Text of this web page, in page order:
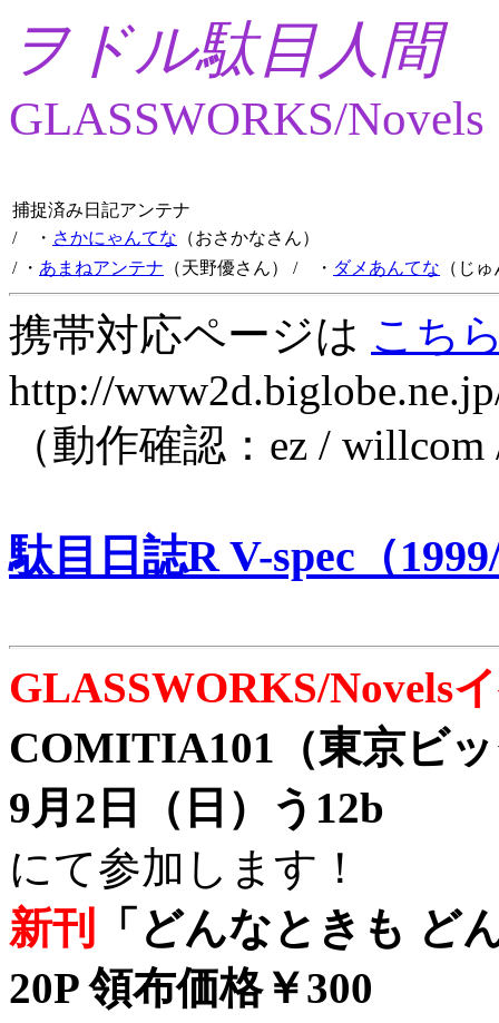
ヲドル駄目人間
GLASSWORKS/Novels
捕捉済み日記アンテナ
/ ・ さかにゃんてな （おさかなさん）
/ ・ あまねアンテナ （天野優さん） / ・ ダメあんてな （じ
携帯対応ページは こち
http://
（動作確認：ez /
駄目日誌R V-spec（
GLASSWORKS/Novels
COMITIA101（東京ビ
9月2日（日）う12b
にて参加します！
新刊
「どんなときも ど
20P 領布価格￥300